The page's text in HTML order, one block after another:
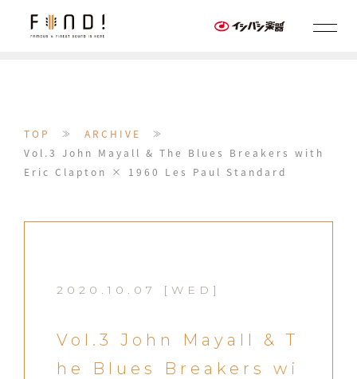
TOP ≫ ARCHIVE ≫
Vol.3 John Mayall & The Blues Breakers with
Eric Clapton × 1960 Les Paul Standard
2020.10.07 [WED]
Vol.3 John Mayall & T
he Blues Breakers wi